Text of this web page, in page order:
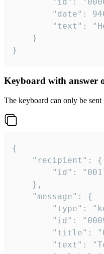
}
Keyboard with answer
The keyboard can only be
{